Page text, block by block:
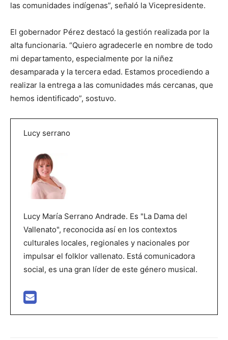
las comunidades indígenas”, señaló la Vicepresidente.
El gobernador Pérez destacó la gestión realizada por la
alta funcionaria. “Quiero agradecerle en nombre de todo
mi departamento, especialmente por la niñez
desamparada y la tercera edad. Estamos procediendo a
realizar la entrega a las comunidades más cercanas, que
hemos identificado”, sostuvo.
Lucy serrano
Lucy María Serrano Andrade. Es "La Dama del
Vallenato", reconocida así en los contextos
culturales locales, regionales y nacionales por
impulsar el folklor vallenato. Está comunicadora
social, es una gran líder de este género musical.